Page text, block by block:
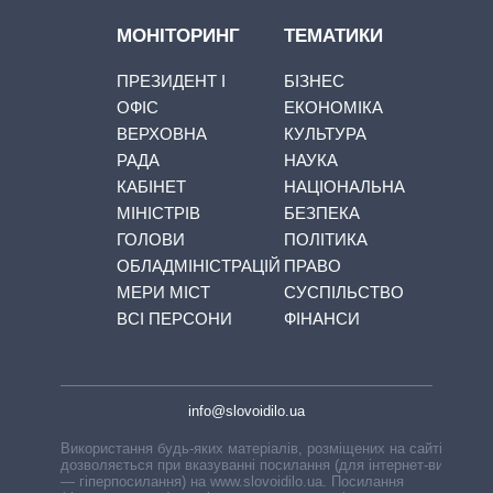
МОНІТОРИНГ
ПРЕЗИДЕНТ І
ОФІС
ВЕРХОВНА
РАДА
КАБІНЕТ
МІНІСТРІВ
ГОЛОВИ
ОБЛАДМІНІСТРАЦІЙ
МЕРИ МІСТ
ВСІ ПЕРСОНИ
ТЕМАТИКИ
БІЗНЕС
ЕКОНОМІКА
КУЛЬТУРА
НАУКА
НАЦІОНАЛЬНА
БЕЗПЕКА
ПОЛІТИКА
ПРАВО
СУСПІЛЬСТВО
ФІНАНСИ
info@slovoidilo.ua
Використання будь-яких матеріалів, розміщених на сайті,
дозволяється при вказуванні посилання (для інтернет-видань
— гіперпосилання) на www.slovoidilo.ua. Посилання